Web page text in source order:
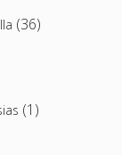
(36)
(1)